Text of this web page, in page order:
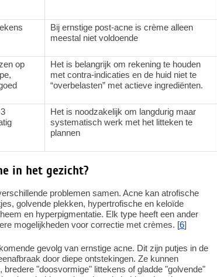
Bij ernstige post-acne is crème alleen
meestal niet voldoende
op
Het is belangrijk om rekening te houden
met contra-indicaties en de huid niet te
“overbelasten” met actieve ingrediënten.
Het is noodzakelijk om langdurig maar
systematisch werk met het litteken te
plannen
in het gezicht?
problemen samen. Acne kan atrofische
golvende plekken, hypertrofische en keloïde
en hyperpigmentatie. Elk type heeft een ander
mogelijkheden voor correctie met crèmes. [6]
gevolg van ernstige acne. Dit zijn putjes in de
door diepe ontstekingen. Ze kunnen
"doosvormige" littekens of gladde "golvende"